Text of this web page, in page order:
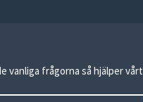
vanliga frågorna så hjälper vårt